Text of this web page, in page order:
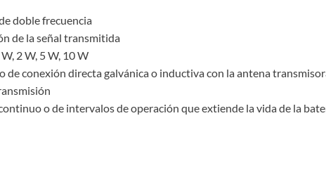
doble frecuencia
de la señal transmitida
2 W, 5 W, 10 W
de conexión directa galvánica o inductiva con la antena
o de intervalos de operación que extiende la vida de la